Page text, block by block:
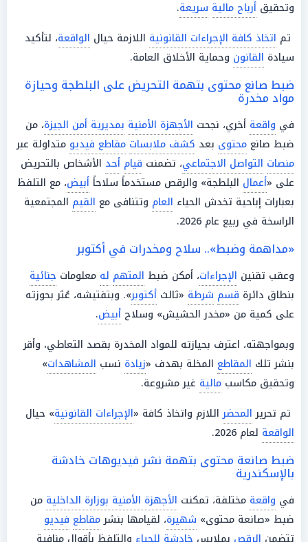
وتحقيق أرباح مالية سريعة.
تم اتخاذ كافة الإجراءات القانونية اللازمة حيال الواقعة، لتأكيد
سيادة القانون وحماية الأخلاق العامة.
ضبط صانع محتوى بتهمة التحريض على البلطجة وحيازة
مواد مخدرة
في واقعة أخري، نجحت الأجهزة الأمنية بمديرية أمن الجيزة، من
ضبط صانعمحتوى بعد كشف ملابسات مقاطع فيديو متداولة عبر
منصات التواصل الاجتماعي، تضمنت قيام أحد الأشخاص بالتحريض
على «أعمال البلطجة» والرقص مستخدماً سلاحاً أبيض، مع التلفظ
بعبارات إباحية تخدش الحياء العام وتتنافى مع القيم المجتمعية
الراسخة في ربيع عام 2026.
«مداهمة وضبط».. سلاح ومخدرات في أكتوبر
وعقب تقنين الإجراءات، أمكن ضبط المتهم له معلومات جنائية
بنطاق دائرة قسم شرطة «ثالث أكتوبر». وبتفتيشه، عُثر بحوزته
على كمية من «مخدر الحشيش» وسلاح أبيض.
وبمواجهته، اعترف بحيازته للمواد المخدرة بقصد التعاطي، وأقر
بنشر تلك المقاطع المخلة بهدف «زيادة نسب المشاهدات»
وتحقيق مكاسب مالية غير مشروعة.
تم تحريرالمحضراللازم واتخاذ كافة «الإجراءات القانونية» حيال
الواقعة لعام 2026.
ضبط صانعة محتوى بتهمة نشر فيديوهات خادشة
بالإسكندرية
في واقعة مختلفة، تمكنت الأجهزة الأمنية بوزارة الداخلية من
ضبط «صانعة محتوى» شهيرة، لقيامها بنشرمقاطع فيديو